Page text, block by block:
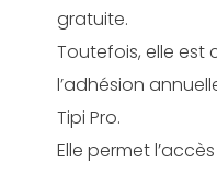
gratuite.
Toutefois, elle est
l’adhésion
Tipi Pro.
Elle permet